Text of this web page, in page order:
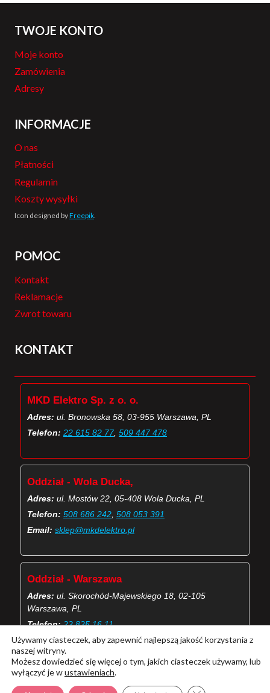
TWOJE KONTO
Moje konto
Zamówienia
Adresy
INFORMACJE
O nas
Płatności
Regulamin
Koszty wysyłki
Icon designed byFreepik.
POMOC
Kontakt
Reklamacje
Zwrot towaru
KONTAKT
MKD Elektro Sp. z o. o.
Adres: ul. Bronowska 58, 03-955 Warszawa, PL
Telefon: 22 615 82 77, 509 447 478
Oddział - Wola Ducka,
Adres: ul. Mostów 22, 05-408 Wola Ducka, PL
Telefon: 508 686 242 508 053 391
Email: sklep@mkdelektro.pl
Oddział - Warszawa
Adres: ul. Skorochód-Majewskiego 18, 02-105
Warszawa, PL
Telefon: 22 825 16 11
Email: skorochod@mkdelektro.pl
(Więcej o kontaktach MKD Elektro)
Używamy ciasteczek, aby zapewnić najlepszą jakość korzystania z
naszej witryny.
Możesz dowiedzieć się więcej o tym, jakich ciasteczek używamy, lub
wyłączyć je wustawieniach.